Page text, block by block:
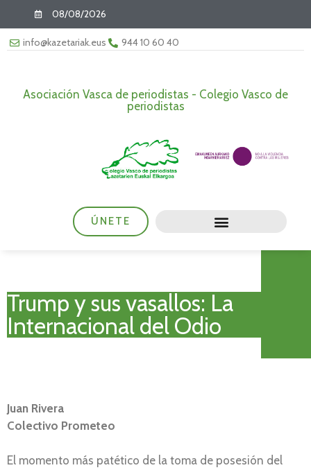
08/08/2026
info@kazetariak.eus 944 10 60 40
Asociación Vasca de periodistas - Colegio Vasco de
periodistas
ÚNETE
Trump y sus vasallos: La
Internacional del Odio
Juan Rivera
Colectivo Prometeo
El momento más patético de la toma de posesión del